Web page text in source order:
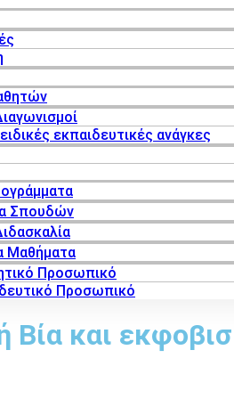
εκπαιδευτικές ανάγκες
Σπουδών
Μαθήματα
Προσωπικό
Προσωπικό
Βία και